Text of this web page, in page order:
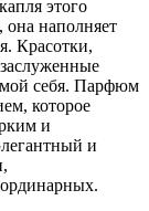
этого
она наполняет
Красотки,
себя. Парфюм
которое
и
и